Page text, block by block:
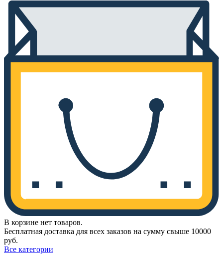
В корзине нет товаров.
Бесплатная доставка для всех заказов на сумму свыше 10000
руб.
Все категории